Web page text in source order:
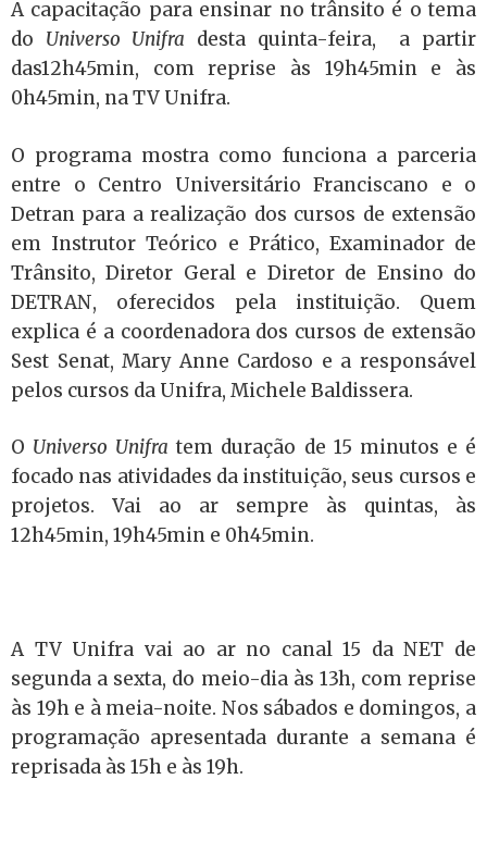
A capacitação para ensinar no trânsito é o tema
do Universo Unifra desta quinta-feira, a partir
das12h45min, com reprise às 19h45min e às
0h45min, na TV Unifra.
O programa mostra como funciona a parceria
entre o Centro Universitário Franciscano e o
Detran para a realização dos cursos de extensão
em Instrutor Teórico e Prático, Examinador de
Trânsito, Diretor Geral e Diretor de Ensino do
DETRAN, oferecidos pela instituição. Quem
explica é a coordenadora dos cursos de extensão
Sest Senat, Mary Anne Cardoso e a responsável
pelos cursos da Unifra, Michele Baldissera.
O Universo Unifra tem duração de 15 minutos e é
focado nas atividades da instituição, seus cursos e
projetos. Vai ao ar sempre às quintas, às
12h45min, 19h45min e 0h45min.
A TV Unifra vai ao ar no canal 15 da NET de
segunda a sexta, do meio-dia às 13h, com reprise
às 19h e à meia-noite. Nos sábados e domingos, a
programação apresentada durante a semana é
reprisada às 15h e às 19h.